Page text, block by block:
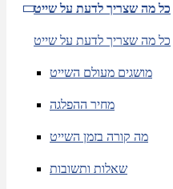
כל מה שצריך לדעת על שייט
כל מה שצריך לדעת על שייט
מושגים מעולם השייט
מחיר ההפלגה
מה קורה בזמן השייט
שאלות ותשובות